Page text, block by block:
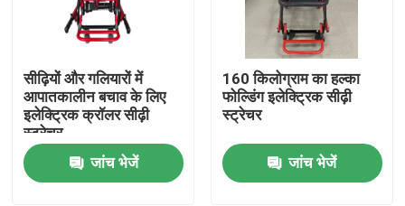
सीढ़ियों और गलियारों में
आपातकालीन बचाव के लिए
इलेक्ट्रिक क्रॉलर सीढ़ी
स्ट्रेचर
जांच भेजें
160 किलोग्राम का हल्का
फोल्डिंग इलेक्ट्रिक सीढ़ी
स्ट्रेचर
जांच भेजें